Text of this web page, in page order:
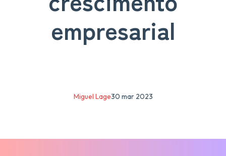
empresarial
30 mar 2023
Miguel Lage